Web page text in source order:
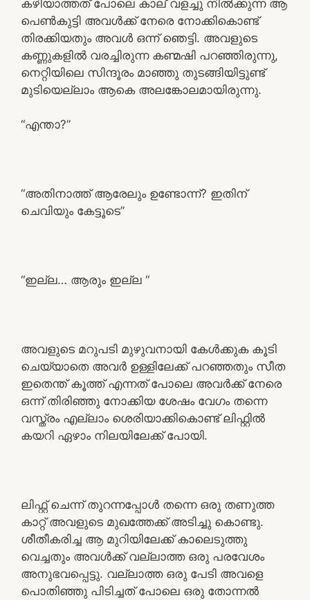
കഴിയാത്തത് പോലെ കാല് വളച്ചു നിൽക്കുന്ന ആ
പെൺകുട്ടി അവൾക്ക് നേരെ നോക്കികൊണ്ട്
തിരക്കിയതും അവൾ ഒന്ന് ഞെട്ടി. അവളുടെ
കണ്ണുകളിൽ വരച്ചിരുന്ന കണ്മഷി പറഞ്ഞിരുന്നു,
നെറ്റിയിലെ സിന്ദൂരം മാഞ്ഞു തുടങ്ങിയിട്ടുണ്ട്
മുടിയെല്ലാം ആകെ അലങ്കോലമായിരുന്നു.
“എന്താ?”
“അതിനാത്ത് ആരേലും ഉണ്ടോന്ന്? ഇതിന്
ചെവിയും കേട്ടൂടെ”
“ഇല്ല… ആരും ഇല്ല “
അവളുടെ മറുപടി മുഴുവനായി കേൾക്കുക കൂടി
ചെയ്യാതെ അവർ ഉള്ളിലേക്ക് പറഞ്ഞതും സീത
ഇതെന്ത് കൂത്ത് എന്നത് പോലെ അവർക്ക് നേരെ
ഒന്ന് തിരിഞ്ഞു നോക്കിയ ശേഷം വേഗം തന്നെ
വസ്ത്രം എല്ലാം ശെരിയാക്കികൊണ്ട് ലിഫ്റ്റിൽ
കയറി ഏഴാം നിലയിലേക്ക് പോയി.
ലിഫ്റ്റ് ചെന്ന് തുറന്നപ്പോൾ തന്നെ ഒരു തണുത്ത
കാറ്റ് അവളുടെ മുഖത്തേക്ക് അടിച്ചു കൊണ്ടു.
ശീതീകരിച്ച ആ മുറിയിലേക്ക് കാലെടുത്തു
വെച്ചതും അവൾക്ക് വല്ലാത്ത ഒരു പരവേശം
അനുഭവപ്പെട്ടു. വല്ലാത്ത ഒരു പേടി അവളെ
പൊതിഞ്ഞു പിടിച്ചത് പോലെ ഒരു തോന്നൽ